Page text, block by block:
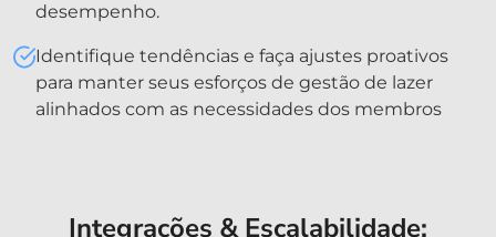
desempenho.
Identifique tendências e faça ajustes proativos
para manter seus esforços de gestão de lazer
alinhados com as necessidades dos membros
Integrações & Escalabilidade: